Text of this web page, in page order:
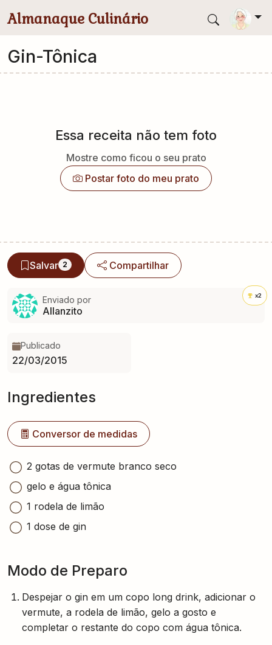
Almanaque Culinário
Gin-Tônica
Essa receita não tem foto
Mostre como ficou o seu prato
Postar foto do meu prato
Salvar 2 Compartilhar
Enviado por
Allanzito
x2
Publicado
22/03/2015
Ingredientes
Conversor de medidas
2 gotas de vermute branco seco
gelo e água tônica
1 rodela de limão
1 dose de gin
Modo de Preparo
Despejar o gin em um copo long drink, adicionar o
vermute, a rodela de limão, gelo a gosto e
completar o restante do copo com água tônica.